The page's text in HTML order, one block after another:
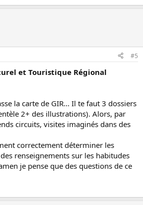
#5
et Touristique Régional
la carte de GIR... Il te faut 3 dossiers
2+ des illustrations). Alors, par
circuits, visites imaginés dans des
correctement déterminer les
renseignements sur les habitudes
je pense que des questions de ce